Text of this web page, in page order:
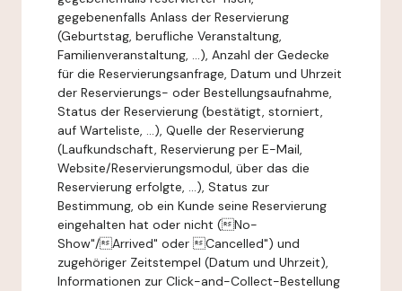
gegebenenfalls Anlass der Reservierung
(Geburtstag, berufliche Veranstaltung,
Familienveranstaltung, ...), Anzahl der Gedecke
für die Reservierungsanfrage, Datum und Uhrzeit
der Reservierungs- oder Bestellungsaufnahme,
Status der Reservierung (bestätigt, storniert,
auf Warteliste, ...), Quelle der Reservierung
(Laufkundschaft, Reservierung per E-Mail,
Website/Reservierungsmodul, über das die
Reservierung erfolgte, ...), Status zur
Bestimmung, ob ein Kunde seine Reservierung
eingehalten hat oder nicht (No-
Show"/Arrived" oder Cancelled") und
zugehöriger Zeitstempel (Datum und Uhrzeit),
Informationen zur Click-and-Collect-Bestellung